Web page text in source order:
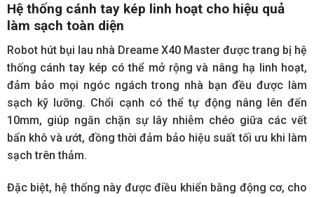
Hệ thống cánh tay kép linh hoạt cho hiệu quả
làm sạch toàn diện
Robot hút bụi lau nhà Dreame X40 Master được trang bị hệ
thống cánh tay kép có thể mở rộng và nâng hạ linh hoạt,
đảm bảo mọi ngóc ngách trong nhà bạn đều được làm
sạch kỹ lưỡng. Chổi cạnh có thể tự động nâng lên đến
10mm, giúp ngăn chặn sự lây nhiễm chéo giữa các vết
bẩn khô và ướt, đồng thời đảm bảo hiệu suất tối ưu khi làm
sạch trên thảm.
Đặc biệt, hệ thống này được điều khiển bằng động cơ, cho